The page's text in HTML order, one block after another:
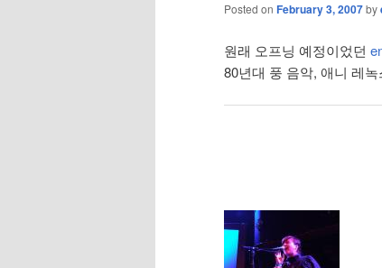
Posted on February 3, 2007by
원래 오프닝 예정이었던
80년대 풍 음악, 애니 레